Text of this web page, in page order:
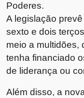
Poderes.
A legislação
sexto e dois
meio a multidões,
tenha financiado
de liderança ou
Além disso, a